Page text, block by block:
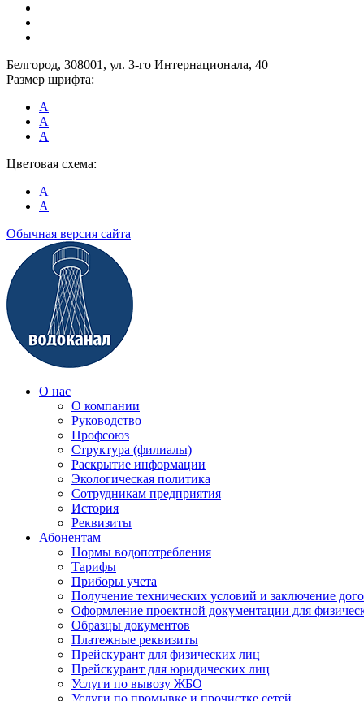
Белгород, 308001, ул. 3-го Интернационала, 40
Размер шрифта:
A
A
A
Цветовая схема:
A
A
Обычная версия сайта
О нас
О компании
Руководство
Профсоюз
Структура (филиалы)
Раскрытие информации
Экологическая политика
Сотрудникам предприятия
История
Реквизиты
Абонентам
Нормы водопотребления
Тарифы
Приборы учета
Получение технических условий и заключение
Оформление проектной документации для
Образцы документов
Платежные реквизиты
Прейскурант для физических лиц
Прейскурант для юридических лиц
Услуги по вывозу ЖБО
Услуги по промывке и прочистке сетей